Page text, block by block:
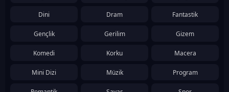
Dini Dram Fantastik
Gençlik Gerilim Gizem
Komedi Korku Macera
Mini Dizi Müzik Program